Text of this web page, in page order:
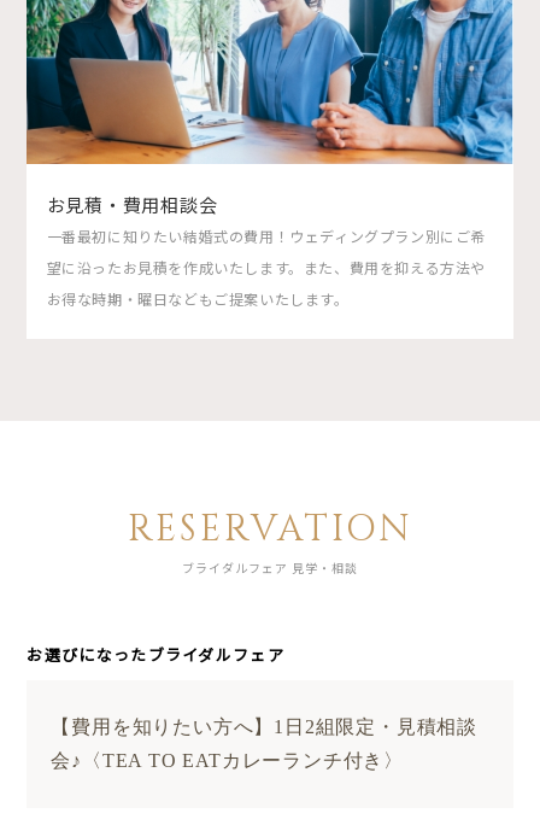
お見積・費用相談会
一番最初に知りたい結婚式の費用！ウェディングプラン別にご希
望に沿ったお見積を作成いたします。また、費用を抑える方法や
お得な時期・曜日などもご提案いたします。
RESERVATION
ブライダルフェア 見学・相談
お選びになったブライダルフェア
【費用を知りたい方へ】1日2組限定・見積相談
会♪〈TEA TO EATカレーランチ付き〉